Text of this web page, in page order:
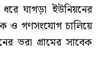
ঘাগড়া ইউনিয়নের
ও গণসংযোগ চালিয়ে
ভরা গ্রামের সাবেক